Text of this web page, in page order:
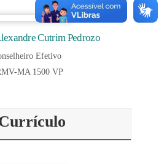
Cutrim Pedrozo
Efetivo
MA 1500 VP